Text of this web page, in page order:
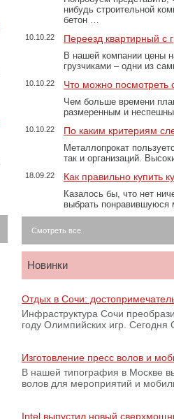
нибудь строительной
бетон …
10.10.22 Переезд квартирный с
В нашей компании цены
грузчиками – одни из
10.10.22 Что можно посмотреть
Чем больше времени
размеренным и
10.10.22 По каким критериям
Металлопрокат
так и организаций.
18.09.22 Как правильно купить
Казалось бы, что нет
выбрать
Смотреть все
Новинки
Отдых в Сочи:
Инфраструктура Сочи
году Олимпийских игр.
Изготовление пресс волов и
В нашей типография в Москве
волов для мероприятий и
Intel выпустил новый